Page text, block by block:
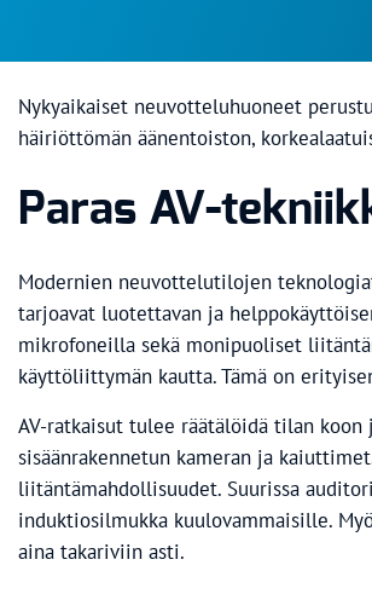
Nykyaikaiset neuvotteluhuoneet
häiriöttömän äänentoiston,
Paras AV-
Modernien neuvottelutilojen
tarjoavat luotettavan ja
mikrofoneilla sekä monipuoliset
käyttöliittymän kautta. Tämä on
AV-ratkaisut tulee räätälöidä tilan
sisäänrakennetun kameran ja
liitäntämahdollisuudet. Suurissa
induktiosilmukka kuulovammaisille.
aina takariviin asti.